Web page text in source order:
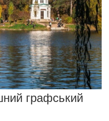
графський